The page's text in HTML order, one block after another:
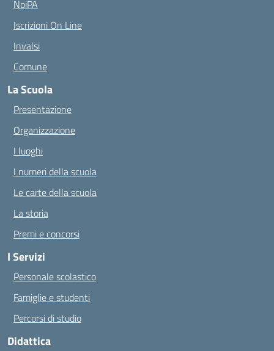
NoiPA
Iscrizioni On Line
Invalsi
Comune
La Scuola
Presentazione
Organizzazione
I luoghi
I numeri della scuola
Le carte della scuola
La storia
Premi e concorsi
I Servizi
Personale scolastico
Famiglie e studenti
Percorsi di studio
Didattica